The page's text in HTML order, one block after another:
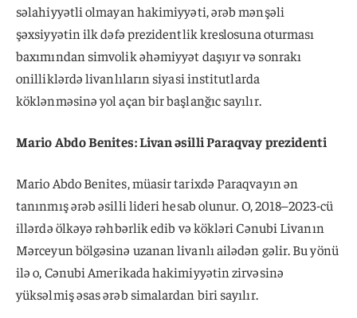
səlahiyyətli olmayan hakimiyyəti, ərəb mənşəli
şəxsiyyətin ilk dəfə prezidentlik kreslosuna oturması
baxımından simvolik əhəmiyyət daşıyır və sonrakı
onilliklərdə livanlıların siyasi institutlarda
köklənməsinə yol açan bir başlanğıc sayılır.
Mario Abdo Benites: Livan əsilli Paraqvay prezidenti
Mario Abdo Benites, müasir tarixdə Paraqvayın ən
tanınmış ərəb əsilli lideri hesab olunur. O, 2018–2023-cü
illərdə ölkəyə rəhbərlik edib və kökləri Cənubi Livanın
Mərceyun bölgəsinə uzanan livanlı ailədən gəlir. Bu yönü
ilə o, Cənubi Amerikada hakimiyyətin zirvəsinə
yüksəlmiş əsas ərəb simalardan biri sayılır.